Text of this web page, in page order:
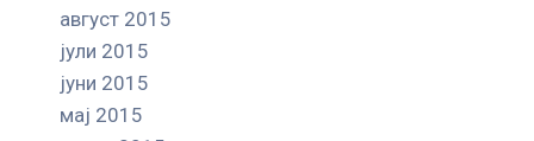
август 2015
јули 2015
јуни 2015
мај 2015